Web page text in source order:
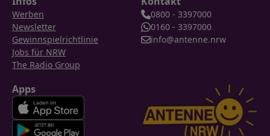
Werben
Newsletter
Gewinnspielrichtlinie
Jobs für NRW
The Radio Group
0800 - 3397000
0160 - 3397000
info@antenne.nrw
Apps